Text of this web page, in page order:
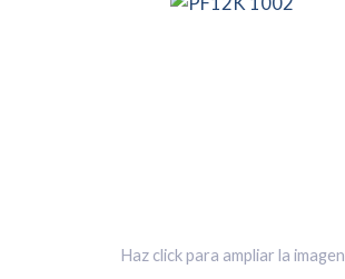
Haz click para ampliar la imagen